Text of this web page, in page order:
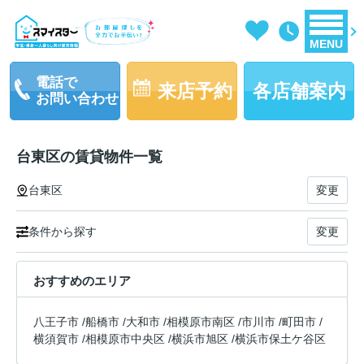
MENU
電話で
お問い合わせ
来店予約 各店舗案内
台東区の賃貸物件一覧
台東区 変更
条件から探す 変更
おすすめのエリア
八王子市 /船橋市 /大和市 /相模原市南区 /市川市 /町田市 /
横須賀市 /相模原市中央区 /横浜市旭区 /横浜市保土ケ谷区